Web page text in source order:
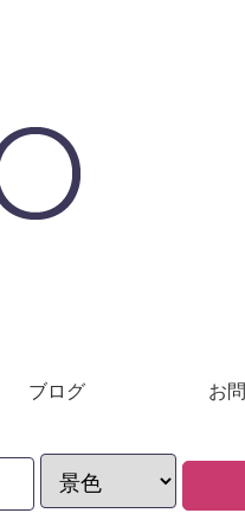
ブログ お